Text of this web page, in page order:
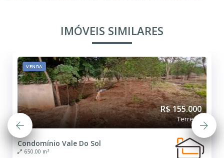
IMÓVEIS SIMILARES
FINANCIAMENTO
R$ 150.000
Terreno
Residencial Campo Belo